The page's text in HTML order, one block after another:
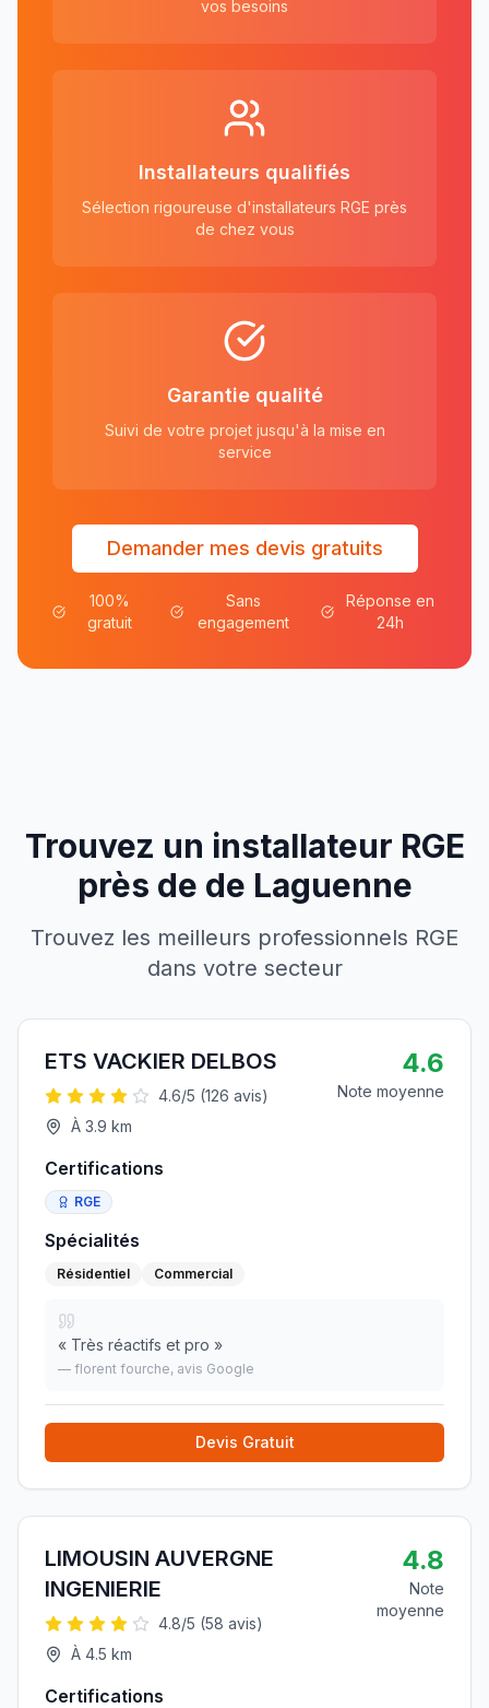
vos besoins
Installateurs qualifiés
Sélection rigoureuse d'installateurs RGE près
de chez vous
Garantie qualité
Suivi de votre projet jusqu'à la mise en
service
Demander mes devis gratuits
100%
gratuit
Sans
engagement
Réponse en
24h
Trouvez un installateur RGE
près de de Laguenne
Trouvez les meilleurs professionnels RGE
dans votre secteur
ETS VACKIER DELBOS
4.6/5 (126 avis)
À 3.9 km
4.6
Note moyenne
Certifications
RGE
Spécialités
Résidentiel Commercial
« Très réactifs et pro »
— florent fourche, avis Google
Devis Gratuit
LIMOUSIN AUVERGNE
INGENIERIE
4.8/5 (58 avis)
À 4.5 km
4.8
Note
moyenne
Certifications